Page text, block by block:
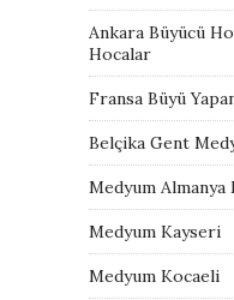
Ankara Büyücü
Hocalar
Fransa Büyü
Belçika Gent
Medyum Almanya
Medyum Kayseri
Medyum Kocaeli